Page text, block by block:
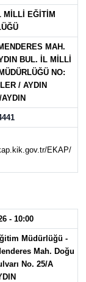
MİLLİ EĞİTİM
MAH.
BUL. İL MİLLİ
NO:
/ AYDIN
EKAP/
- 10:00
Müdürlüğü -
Mah. Doğu
No. 25/A